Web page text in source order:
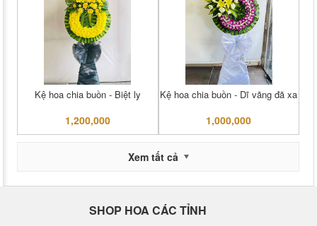
Kệ hoa chia buồn - Biệt ly
1,200,000
Kệ hoa chia buồn - Dĩ vãng đã xa
1,000,000
Xem tất cả
SHOP HOA CÁC TỈNH